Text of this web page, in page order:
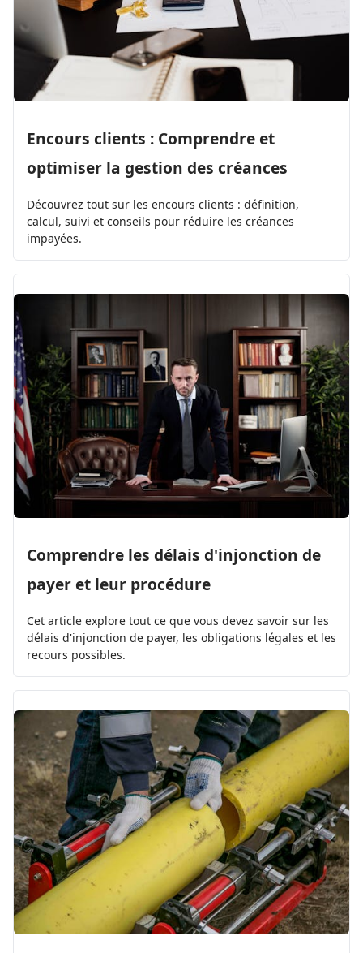
Encours clients : Comprendre et
optimiser la gestion des créances
Découvrez tout sur les encours clients : définition,
calcul, suivi et conseils pour réduire les créances
impayées.
Comprendre les délais d'injonction de
payer et leur procédure
Cet article explore tout ce que vous devez savoir sur les
délais d'injonction de payer, les obligations légales et les
recours possibles.